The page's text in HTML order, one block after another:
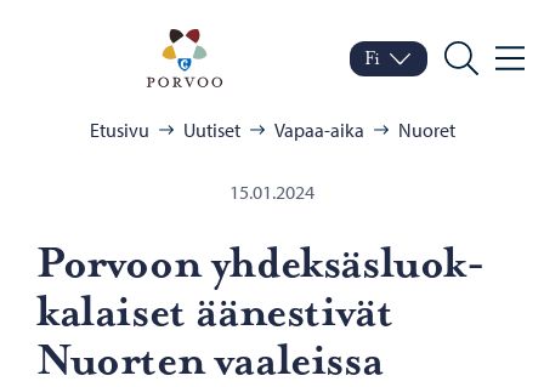
Porvoo – Siirry
Vaihda kieltä
Nykyinen kieli: Suomi
Fi
Hae
Etusivu Uutiset Vapaa-aika Nuoret
15.01.2024
Por­voon yh­dek­säs­luok­
ka­lai­set ää­nes­ti­vät
Nuor­ten vaa­leis­sa